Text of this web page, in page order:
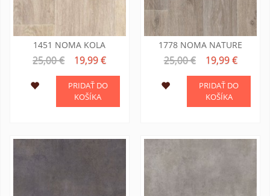
1451 NOMA KOLA
25,00 € 19,99 €
PRIDAŤ DO
KOŠÍKA
1778 NOMA NATURE
25,00 € 19,99 €
PRIDAŤ DO
KOŠÍKA